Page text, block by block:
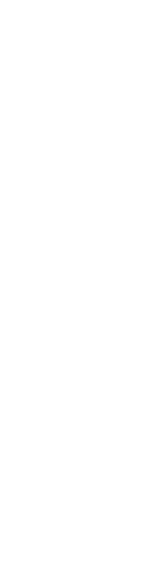
狂を、IGア
おります。
サミ）は、2
迎える世界
す。日本の